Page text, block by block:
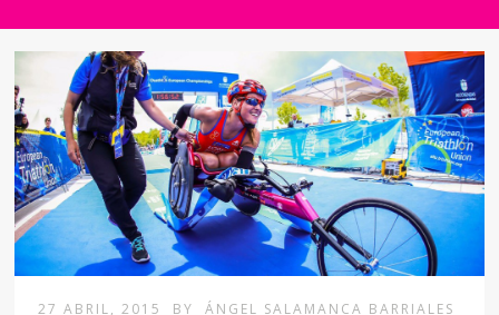
27 ABRIL, 2015 BY ÁNGEL SALAMANCA BARRIALES